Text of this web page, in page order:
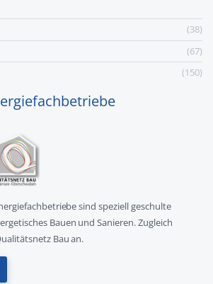
(38)
(67)
(150)
sind speziell geschulte
Bauen und Sanieren. Zugleich
Bau an.